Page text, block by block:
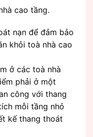
cao tầng.
nạn để đảm bảo
khỏi toà nhà cao
ở các toà nhà
phải ở một
công với thang
mỗi tầng nhỏ
kế thang thoát